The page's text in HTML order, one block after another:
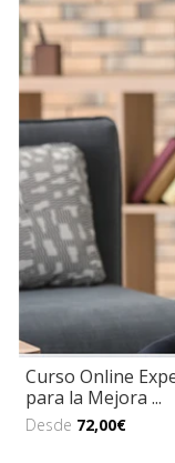
Curso Online
para la Mejora ...
Desde 72,00€